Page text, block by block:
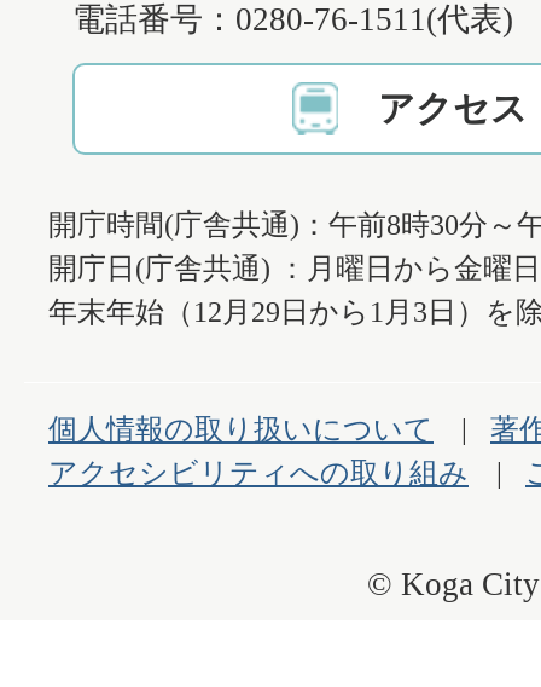
電話番号：0280-76-1511(代表)
アクセス
開庁時間(庁舎共通)：午前8時30分～
開庁日(庁舎共通) ：月曜日から金曜
年末年始（12月29日から1月3日）を
個人情報の取り扱いについて
著
アクセシビリティへの取り組み
© Koga City